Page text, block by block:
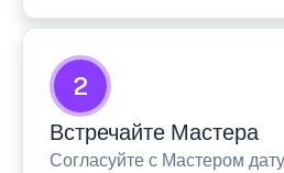
2
Встречайте Мастера
Согласуйте с Мастером